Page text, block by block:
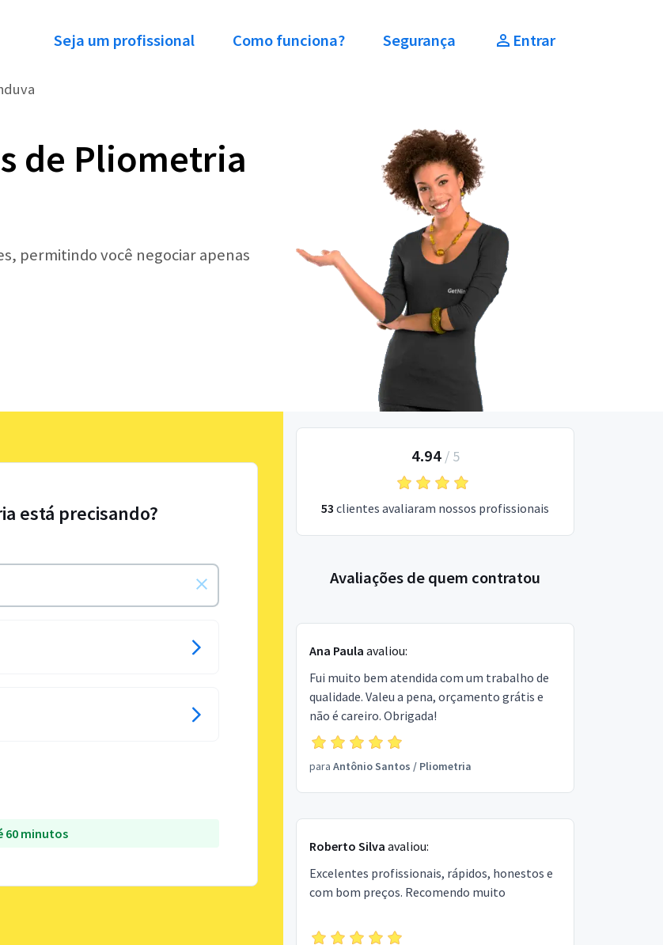
Seja um profissional Como funciona? Segurança Entrar
de Pliometria
permitindo você negociar apenas
está precisando?
60 minutos
4.94/ 5
53 clientes avaliaram nossos profissionais
Avaliações de quem contratou
Ana Paula avaliou:
Fui muito bem atendida com um trabalho de
qualidade. Valeu a pena, orçamento grátis e
não é careiro. Obrigada!
para Antônio Santos / Pliometria
Roberto Silva avaliou:
Excelentes profissionais, rápidos, honestos e
com bom preços. Recomendo muito